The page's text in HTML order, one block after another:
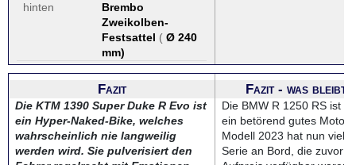
hinten
Brembo
Zweikolben-
Festsattel ( Ø 240
mm)
Fazit
Die KTM 1390 Super Duke R Evo ist
ein Hyper-Naked-Bike, welches
wahrscheinlich nie langweilig
werden wird. Sie pulverisiert den
Fazit - was bleibt
Die BMW R 1250 RS ist
ein betörend gutes
Modell 2023 hat nun viele
Serie an Bord, die zuvor